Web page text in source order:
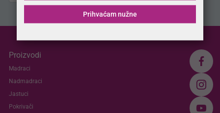
Proizvodi
Madraci
Nadmadraci
Jastuci
Pokrivači
Prihvaćam nužne